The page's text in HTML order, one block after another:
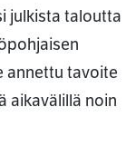
julkista taloutta
annettu tavoite
aikavälillä noin